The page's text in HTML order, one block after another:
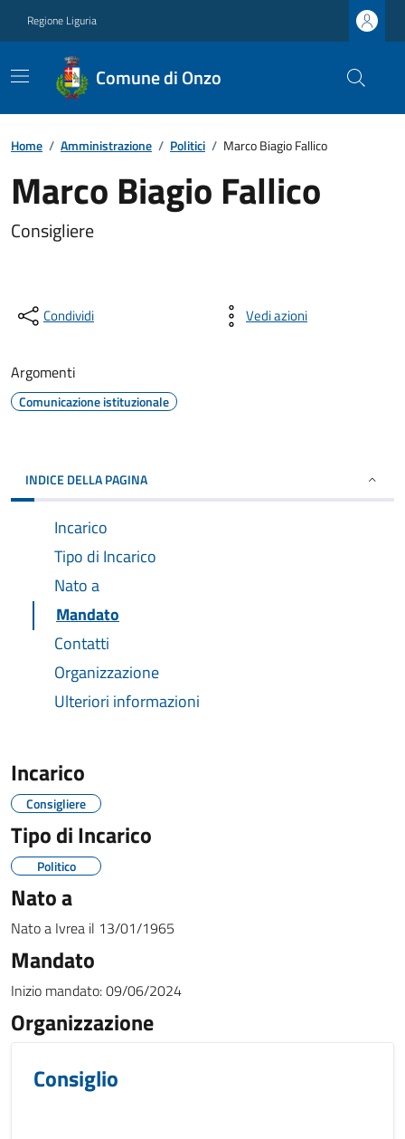
Regione Liguria
Comune di Onzo
Home / Amministrazione / Politici / Marco Biagio Fallico
Marco Biagio Fallico
Consigliere
Condividi Vedi azioni
Argomenti
Comunicazione istituzionale
INDICE DELLA PAGINA
Incarico
Tipo di Incarico
Nato a
Mandato
Contatti
Organizzazione
Ulteriori informazioni
Incarico
Consigliere
Tipo di Incarico
Politico
Nato a
Nato a Ivrea il 13/01/1965
Mandato
Inizio mandato:09/06/2024
Organizzazione
Consiglio